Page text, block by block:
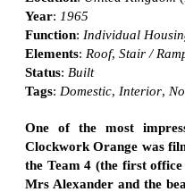
Year: 1965
Function: Individual
Elements: Roof, Stair /
Status: Built
Tags: Domestic, Interior,
One of the most
Clockwork Orange was
the Team 4 (the first
Mrs Alexander and the